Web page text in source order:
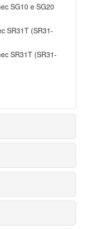
SG10 e SG20
SR31T (SR31-
SR31T (SR31-